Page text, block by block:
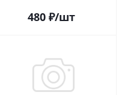
480 ₽/шт